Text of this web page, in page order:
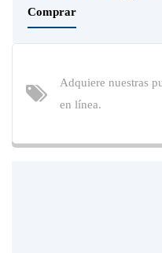
Comprar
Adquiere nuestras
en línea.